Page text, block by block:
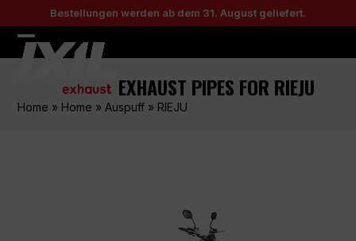
to
content
Bestellungen werden ab dem 31. August geliefert.
Open
menu
Close
menu
EXHAUST PIPES FOR RIEJU
Home » Home »Auspuff » RIEJU